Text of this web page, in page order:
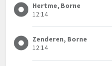
Hertme, Borne
12:14
Zenderen, Borne
12:14